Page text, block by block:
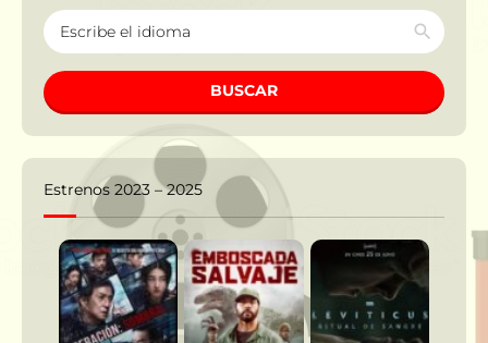
BUSCAR
Estrenos 2023 – 2025